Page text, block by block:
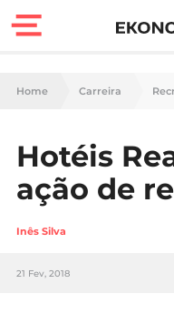
Finanças
Carreira
Casa
Home Carreira
Hotéis
ação de
Inês Silva
21 Fev, 2018